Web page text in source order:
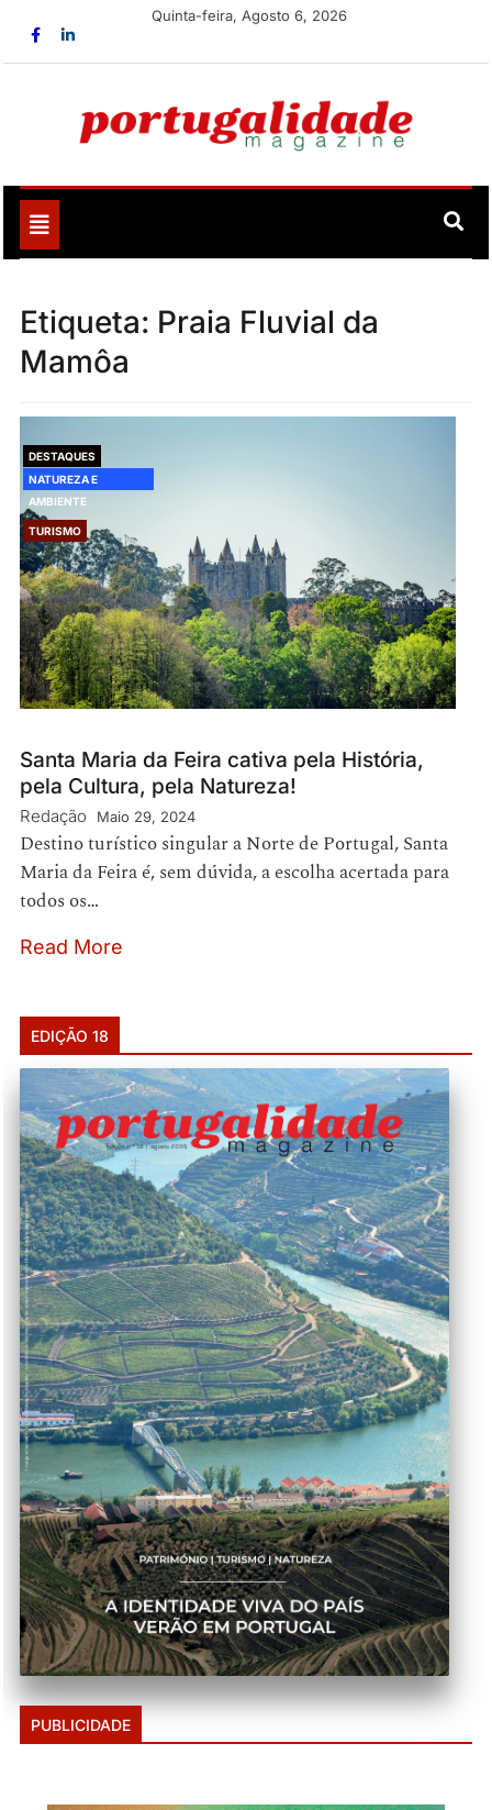
Quinta-feira, Agosto 6, 2026
Portugalidade
Toggle
navigation
Etiqueta: Praia Fluvial da
Mamôa
DESTAQUES
NATUREZA E
AMBIENTE
TURISMO
Santa Maria da Feira cativa pela História,
pela Cultura, pela Natureza!
Redação Maio 29, 2024
Destino turístico singular a Norte de Portugal, Santa
Maria da Feira é, sem dúvida, a escolha acertada para
todos os…
Read More
EDIÇÃO 18
PUBLICIDADE